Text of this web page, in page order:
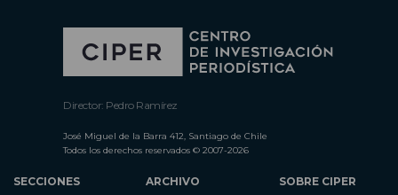
Director: Pedro Ramírez
José Miguel de la Barra 412, Santiago de Chile
Todos los derechos reservados © 2007-2026
SECCIONES
ARCHIVO
SOBRE CIPER